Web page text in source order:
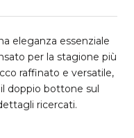
eleganza essenziale
per la stagione più
raffinato e versatile,
doppio bottone sul
ricercati.